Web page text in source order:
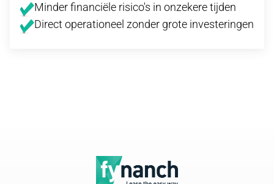
Minder financiële risico's in onzekere tijden
Direct operationeel zonder grote investeringen